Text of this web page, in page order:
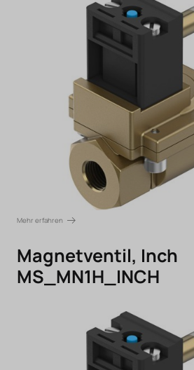
Mehr erfahren
Magnetventil, Inch
MS_MN1H_INCH